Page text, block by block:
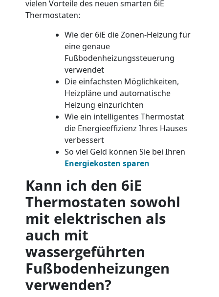
vielen Vorteile des neuen smarten 6iE
Thermostaten:
Wie der 6iE die Zonen-Heizung für
eine genaue
Fußbodenheizungssteuerung
verwendet
Die einfachsten Möglichkeiten,
Heizpläne und automatische
Heizung einzurichten
Wie ein intelligentes Thermostat
die Energieeffizienz Ihres Hauses
verbessert
So viel Geld können Sie bei Ihren
Energiekosten sparen
Kann ich den 6iE
Thermostaten sowohl
mit elektrischen als
auch mit
wassergeführten
Fußbodenheizungen
verwenden?